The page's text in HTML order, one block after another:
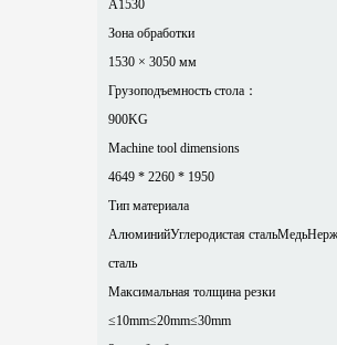
A1530
Зона обработки
1530 × 3050 мм
Грузоподъемность стола：
900KG
Machine tool dimensions
4649 * 2260 * 1950
Тип материала
АлюминийУглеродистая стальМедь
сталь
Максимальная толщина резки
≤10mm≤20mm≤30mm